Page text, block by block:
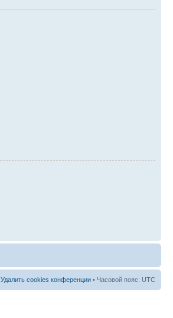
Удалить cookies конференции • Часовой пояс: UTC